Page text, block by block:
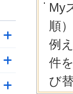
My
順
例
件
び